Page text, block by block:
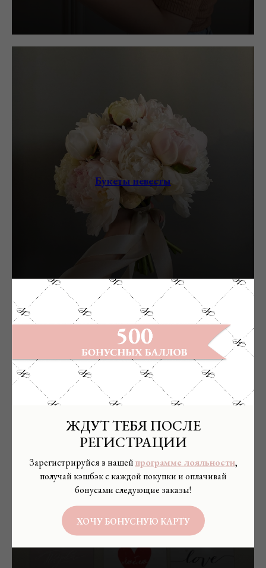
ЖДУТ ТЕБЯ ПОСЛЕ
РЕГИСТРАЦИИ
Зарегистрируйся в нашейпрограмме лояльности,
получай кэшбэк с каждой покупки и оплачивай
бонусами следующие заказы!
ХОЧУ БОНУСНУЮ КАРТУ
Букеты невесты
Открытки